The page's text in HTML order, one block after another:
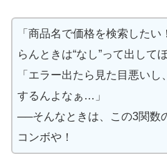
「商品名で価格を検索した
らんときは“なし”って出して
「エラー出たら見た目悪い
するんよなぁ…」
──そんなときは、この3関数
コンボや！